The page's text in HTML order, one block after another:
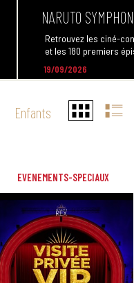
NARUTO
Retrouvez les ciné-
et les 180 premiers
19/09/2026
Enfants
EVENEMENTS-SPECIAUX